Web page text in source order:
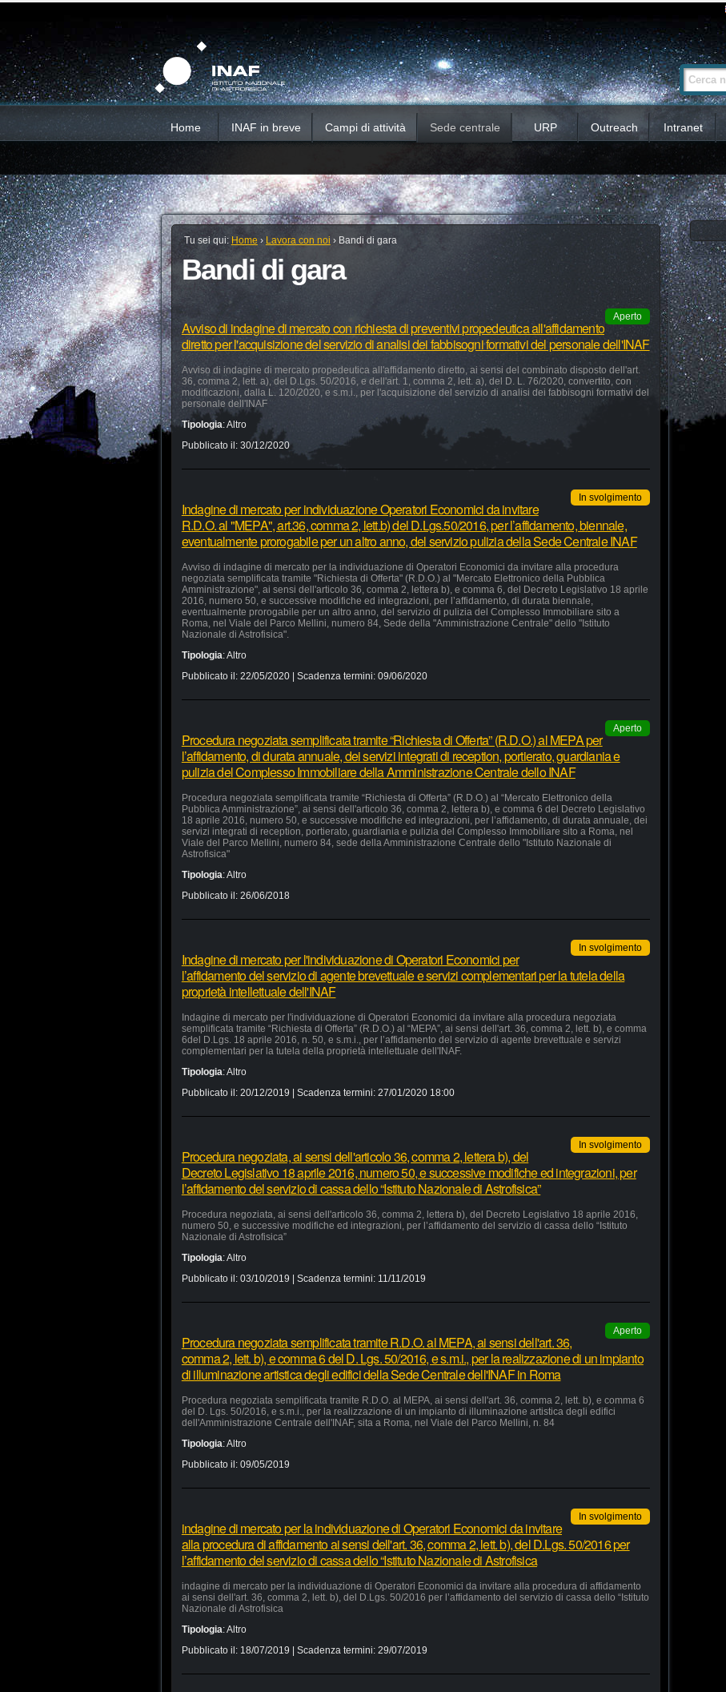
contenuti.
Salta
alla
navigazione
Cerca nel sito
Ricerca
avanzata…
Home INAF in breve Campi di attività Sede centrale URP Outreach Intranet
Tu sei qui: Home › Lavora con noi › Bandi di gara
Bandi di gara
Aperto
Avviso di indagine di mercato con richiesta di preventivi propedeutica all'affidamento
diretto per l'acquisizione del servizio di analisi dei fabbisogni formativi del personale dell'INAF
Avviso di indagine di mercato propedeutica all'affidamento diretto, ai sensi del combinato disposto dell'art.
36, comma 2, lett. a), del D.Lgs. 50/2016, e dell'art. 1, comma 2, lett. a), del D. L. 76/2020, convertito, con
modificazioni, dalla L. 120/2020, e s.m.i., per l'acquisizione del servizio di analisi dei fabbisogni formativi del
personale dell'INAF
Tipologia:Altro
Pubblicato il: 30/12/2020
In svolgimento
Indagine di mercato per individuazione Operatori Economici da invitare
R.D.O. al "MEPA", art.36, comma 2, lett.b) del D.Lgs.50/2016, per l’affidamento, biennale,
eventualmente prorogabile per un altro anno, del servizio pulizia della Sede Centrale INAF
Avviso di indagine di mercato per la individuazione di Operatori Economici da invitare alla procedura
negoziata semplificata tramite "Richiesta di Offerta" (R.D.O.) al "Mercato Elettronico della Pubblica
Amministrazione", ai sensi dell'articolo 36, comma 2, lettera b), e comma 6, del Decreto Legislativo 18 aprile
2016, numero 50, e successive modifiche ed integrazioni, per l’affidamento, di durata biennale,
eventualmente prorogabile per un altro anno, del servizio di pulizia del Complesso Immobiliare sito a
Roma, nel Viale del Parco Mellini, numero 84, Sede della "Amministrazione Centrale" dello "Istituto
Nazionale di Astrofisica".
Tipologia:Altro
Pubblicato il: 22/05/2020| Scadenza termini: 09/06/2020
Aperto
Procedura negoziata semplificata tramite “Richiesta di Offerta” (R.D.O.) al MEPA per
l’affidamento, di durata annuale, dei servizi integrati di reception, portierato, guardiania e
pulizia del Complesso Immobiliare della Amministrazione Centrale dello INAF
Procedura negoziata semplificata tramite “Richiesta di Offerta” (R.D.O.) al “Mercato Elettronico della
Pubblica Amministrazione”, ai sensi dell'articolo 36, comma 2, lettera b), e comma 6 del Decreto Legislativo
18 aprile 2016, numero 50, e successive modifiche ed integrazioni, per l’affidamento, di durata annuale, dei
servizi integrati di reception, portierato, guardiania e pulizia del Complesso Immobiliare sito a Roma, nel
Viale del Parco Mellini, numero 84, sede della Amministrazione Centrale dello "Istituto Nazionale di
Astrofisica"
Tipologia:Altro
Pubblicato il: 26/06/2018
In svolgimento
Indagine di mercato per l'individuazione di Operatori Economici per
l’affidamento del servizio di agente brevettuale e servizi complementari per la tutela della
proprietà intellettuale dell'INAF
Indagine di mercato per l'individuazione di Operatori Economici da invitare alla procedura negoziata
semplificata tramite “Richiesta di Offerta” (R.D.O.) al “MEPA”, ai sensi dell'art. 36, comma 2, lett. b), e comma
6del D.Lgs. 18 aprile 2016, n. 50, e s.m.i., per l’affidamento del servizio di agente brevettuale e servizi
complementari per la tutela della proprietà intellettuale dell'INAF.
Tipologia:Altro
Pubblicato il: 20/12/2019 | Scadenza termini: 27/01/2020 18:00
In svolgimento
Procedura negoziata, ai sensi dell'articolo 36, comma 2, lettera b), del
Decreto Legislativo 18 aprile 2016, numero 50, e successive modifiche ed integrazioni, per
l’affidamento del servizio di cassa dello “Istituto Nazionale di Astrofisica”
Procedura negoziata, ai sensi dell'articolo 36, comma 2, lettera b), del Decreto Legislativo 18 aprile 2016,
numero 50, e successive modifiche ed integrazioni, per l’affidamento del servizio di cassa dello “Istituto
Nazionale di Astrofisica”
Tipologia:Altro
Pubblicato il: 03/10/2019 | Scadenza termini: 11/11/2019
Aperto
Procedura negoziata semplificata tramite R.D.O. al MEPA, ai sensi dell'art. 36,
comma 2, lett. b), e comma 6 del D. Lgs. 50/2016, e s.m.i., per la realizzazione di un impianto
di illuminazione artistica degli edifici della Sede Centrale dell'INAF in Roma
Procedura negoziata semplificata tramite R.D.O. al MEPA, ai sensi dell'art. 36, comma 2, lett. b), e comma 6
del D. Lgs. 50/2016, e s.m.i., per la realizzazione di un impianto di illuminazione artistica degli edifici
dell'Amministrazione Centrale dell'INAF, sita a Roma, nel Viale del Parco Mellini, n. 84
Tipologia:Altro
Pubblicato il: 09/05/2019
In svolgimento
indagine di mercato per la individuazione di Operatori Economici da invitare
alla procedura di affidamento ai sensi dell'art. 36, comma 2, lett. b), del D.Lgs. 50/2016 per
l’affidamento del servizio di cassa dello “Istituto Nazionale di Astrofisica
indagine di mercato per la individuazione di Operatori Economici da invitare alla procedura di affidamento
ai sensi dell'art. 36, comma 2, lett. b), del D.Lgs. 50/2016 per l’affidamento del servizio di cassa dello “Istituto
Nazionale di Astrofisica
Tipologia:Altro
Pubblicato il: 18/07/2019 | Scadenza termini: 29/07/2019